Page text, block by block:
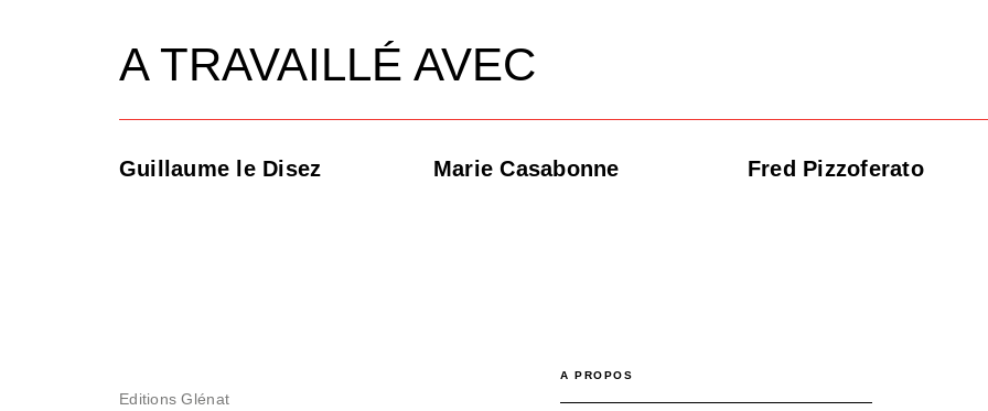
A TRAVAILLÉ AVEC
Guillaume le Disez Marie Casabonne Fred Pizzoferato
Editions Glénat
A PROPOS